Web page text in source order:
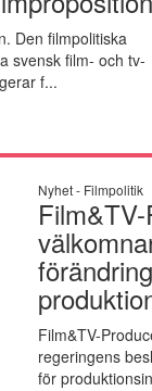
Den filmpolitiska
svensk film- och tv-
f...
Nyhet - Filmpolitik
Film&TV-
regeringens
för